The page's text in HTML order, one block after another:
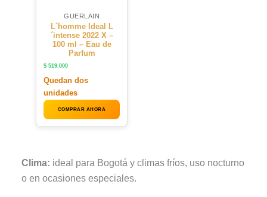
GUERLAIN
L´homme Ideal L
´intense 2022 X –
100 ml – Eau de
Parfum
$ 519.000
Quedan dos
unidades
COMPRAR AHORA
Clima: ideal para Bogotá y climas fríos, uso nocturno
o en ocasiones especiales.